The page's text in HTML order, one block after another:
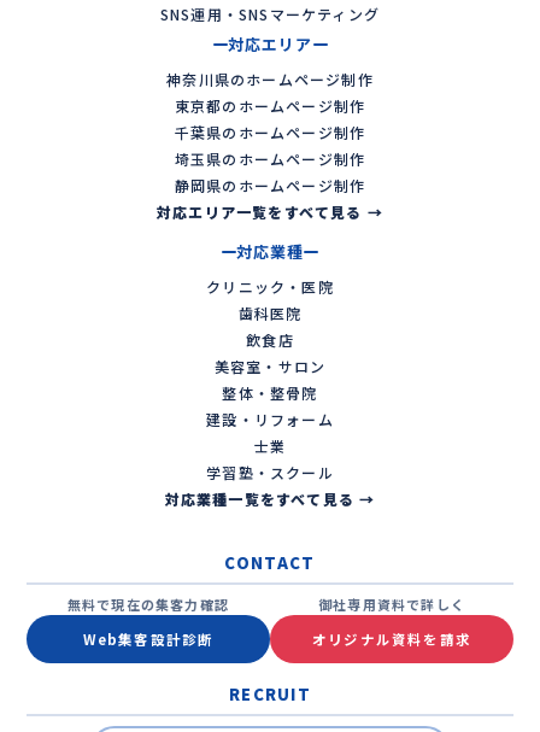
SNS運用・SNSマーケティング
対応エリア
神奈川県のホームページ制作
東京都のホームページ制作
千葉県のホームページ制作
埼玉県のホームページ制作
静岡県のホームページ制作
対応エリア一覧をすべて見る →
対応業種
クリニック・医院
歯科医院
飲食店
美容室・サロン
整体・整骨院
建設・リフォーム
士業
学習塾・スクール
対応業種一覧をすべて見る →
CONTACT
無料で現在の集客力確認
Web集客設計診断
御社専用資料で詳しく
オリジナル資料を請求
RECRUIT